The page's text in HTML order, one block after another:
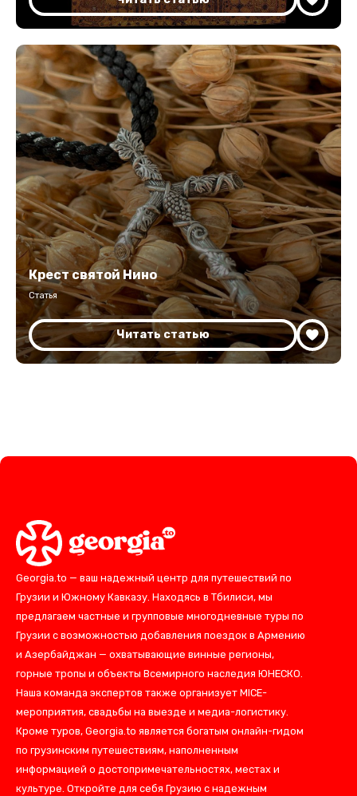
Крест святой Нино
Статья
Читать статью
Georgia.to — ваш надежный центр для путешествий по
Грузии и Южному Кавказу. Находясь в Тбилиси, мы
предлагаем частные и групповые многодневные туры по
Грузии с возможностью добавления поездок в Армению
и Азербайджан — охватывающие винные регионы,
горные тропы и объекты Всемирного наследия ЮНЕСКО.
Наша команда экспертов также организует MICE-
мероприятия, свадьбы на выезде и медиа-логистику.
Кроме туров, Georgia.to является богатым онлайн-гидом
по грузинским путешествиям, наполненным
информацией о достопримечательностях, местах и
культуре. Откройте для себя Грузию с надежным